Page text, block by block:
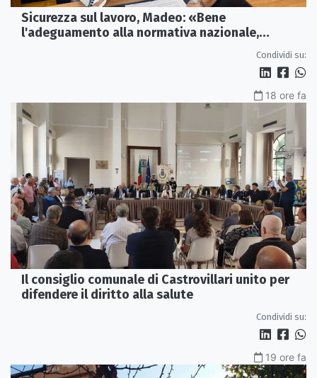
Sicurezza sul lavoro, Madeo: «Bene
l'adeguamento alla normativa nazionale,
Condividi su:
18 ore fa
Il consiglio comunale di Castrovillari unito per
difendere il diritto alla salute
Condividi su:
19 ore fa